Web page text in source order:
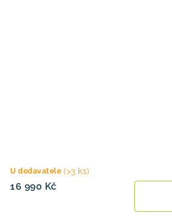
U dodavatele (>3 ks)
16 990 Kč